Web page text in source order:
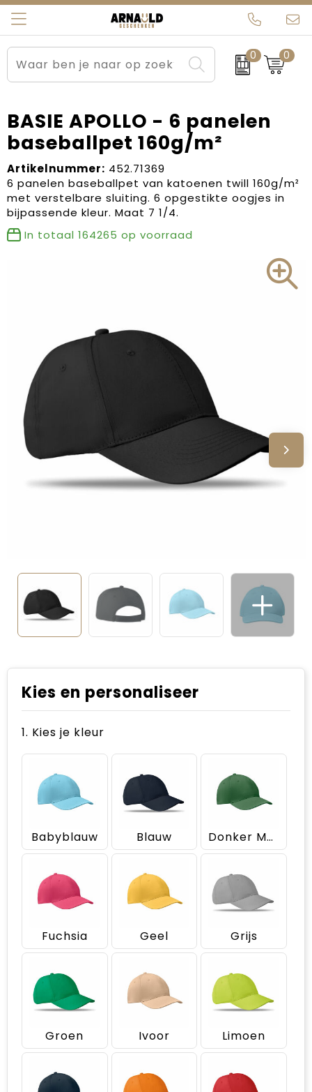
0 0
Relatiegeschenken
Sportkleding
Werkkleding
Kleding en textiel
Tassen
Beurs en Evenementen
Brievenbuspakketten
Carnaval
Dag van de Zorg
Kerstartikelen
Kerstpakketten
Sinterklaas
Verjaardagen
Voetbal, EK en WK
Voor de bouw
Zomergeschenken
Arnauld Kerstpakketten
MijnEigenKadootje
Ons team
Contact
Blogs
BASIE APOLLO - 6 panelen
baseballpet 160g/m²
Artikelnummer: 452.71369
6 panelen baseballpet van katoenen twill 160g/m²
met verstelbare sluiting. 6 opgestikte oogjes in
bijpassende kleur. Maat 7 1/4.
In totaal 164265 op voorraad
Kies en personaliseer
1. Kies je kleur
Babyblauw Blauw Donker Marinegroen
Fuchsia Geel Grijs
Groen Ivoor Limoen